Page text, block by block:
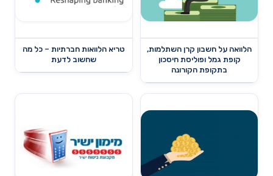
הלוואה על חשבון קרן השתלמות,
קופת גמל ופוליסת חיסכון
בתקופת הקורונה
טריא הלוואות חברתיות – כל מה
שחשוב לדעת